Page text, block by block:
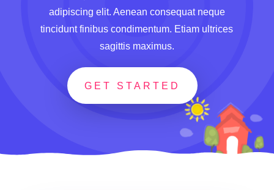
adipiscing elit. Aenean consequat neque
tincidunt finibus condimentum. Etiam ultrices
sagittis maximus.
GET STARTED